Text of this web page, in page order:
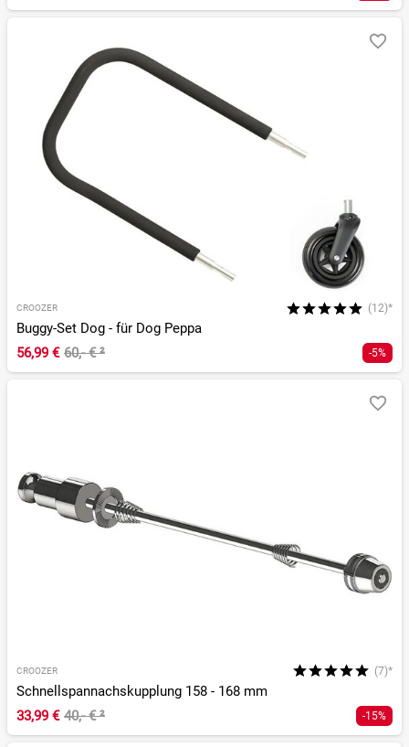
CROOZER (12)*
Buggy-Set Dog - für Dog Peppa
56,99 € 60,- €² -5%
CROOZER (7)*
Schnellspannachskupplung 158 - 168 mm
33,99 € 40,- €² -15%